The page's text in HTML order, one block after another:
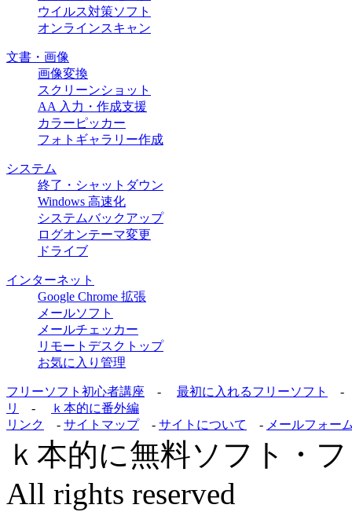
ウイルス対策ソフト
オンラインスキャン
文書・画像
画像変換
スクリーンショット
AA 入力・作成支援
カラーピッカー
フォトギャラリー作成
システム
終了・シャットダウン
Windows 高速化
システムバックアップ
ログオンテーマ変更
ドライブ
インターネット
Google Chrome 拡張
メールソフト
メールチェッカー
リモートデスクトップ
お気に入り管理
フリーソフト初心者講座 - 最初に入れるフリーソフト
リ
-
ｋ本的に番外編
リンク
- サイトマップ- サイトについて - メールフォー
ｋ本的に無料ソフト・
All rights reserved